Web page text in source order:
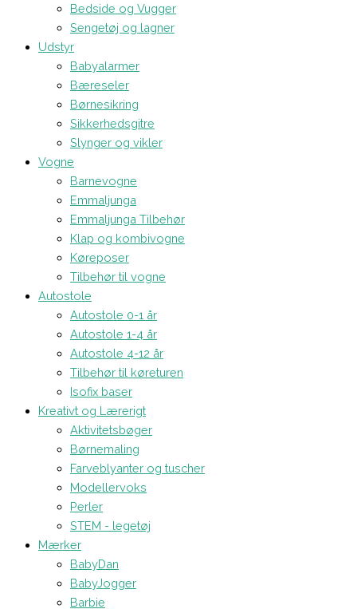
Bedside og Vugger
Sengetøj og lagner
Udstyr
Babyalarmer
Bæreseler
Børnesikring
Sikkerhedsgitre
Slynger og vikler
Vogne
Barnevogne
Emmaljunga
Emmaljunga Tilbehør
Klap og kombivogne
Køreposer
Tilbehør til vogne
Autostole
Autostole 0-1 år
Autostole 1-4 år
Autostole 4-12 år
Tilbehør til køreturen
Isofix baser
Kreativt og Lærerigt
Aktivitetsbøger
Børnemaling
Farveblyanter og tuscher
Modellervoks
Perler
STEM - legetøj
Mærker
BabyDan
BabyJogger
Barbie